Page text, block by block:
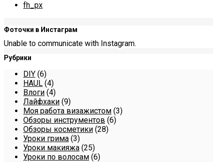
fh_px
Фоточки в Инстаграм
Unable to communicate with Instagram.
Рубрики
DIY (6)
HAUL (4)
Влоги (4)
Лайфхаки (9)
Моя работа визажистом (3)
Обзоры инструментов (6)
Обзоры косметики (28)
Уроки грима (3)
Уроки макияжа (25)
Уроки по волосам (6)